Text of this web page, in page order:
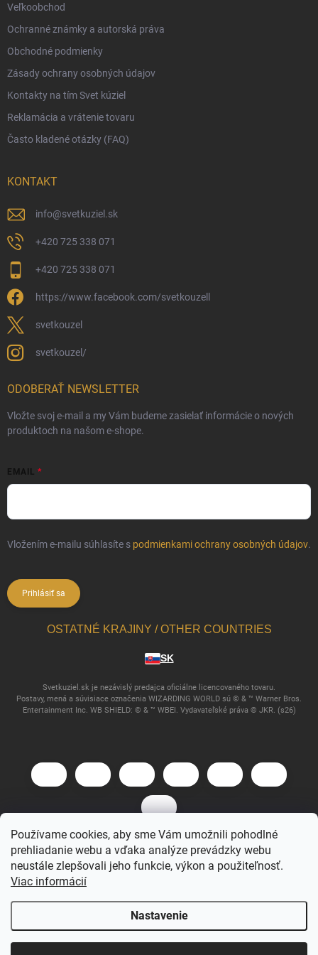
Používame cookies, aby sme Vám umožnili pohodlné
prehliadanie webu a vďaka analýze prevádzky webu
neustále zlepšovali jeho funkcie, výkon a použiteľnosť.
Viac informácií
Nastavenie
Vernostný program
Veľkoobchod
Ekologické balenie objednávok
Obchodné podmienky
Zásady ochrany osobných údajov
Veľkoobchod
Ochranné známky a autorská práva
Obchodné podmienky
Zásady ochrany osobných údajov
Kontakty na tím Svet kúziel
Reklamácia a vrátenie tovaru
Často kladené otázky (FAQ)
KONTAKT
info@svetkuziel.sk
+420 725 338 071
+420 725 338 071
https://www.facebook.com/svetkouzell
svetkouzel
svetkouzel/
ODOBERAŤ NEWSLETTER
Vložte svoj e-mail a my Vám budeme zasielať informácie o nových
produktoch na našom e-shope.
EMAIL
Vložením e-mailu súhlasíte s podmienkami ochrany osobných údajov.
Prihlásiť sa
OSTATNÉ KRAJINY / OTHER COUNTRIES
SK
Svetkuziel.sk je nezávislý predajca oficiálne licencovaného tovaru.
Postavy, mená a súvisiace označenia WIZARDING WORLD sú © & ™ Warner Bros.
Entertainment Inc. WB SHIELD: © & ™ WBEI. Vydavateľské práva © JKR. (s26)
. Všetky práva vyhradené.